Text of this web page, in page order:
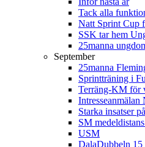
Tack alla
Natt Sprint Cup
SSK tar hem
25manna
September
25manna
Sprintträning i
Terräng-KM för
Starka insatser
SM
USM
DalaDubbeln 15